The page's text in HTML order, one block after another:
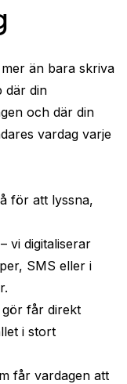
än bara skriva
där din
och där din
vardag varje
för att lyssna,
vi digitaliserar
SMS eller i
får direkt
i stort
får vardagen att